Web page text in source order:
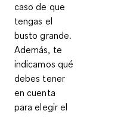
caso de que
tengas el
busto grande.
Además, te
indicamos qué
debes tener
en cuenta
para elegir el